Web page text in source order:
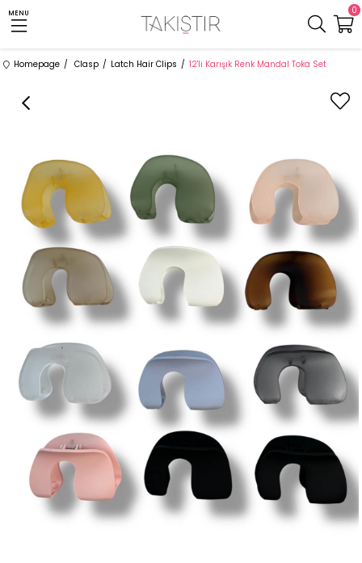
MENU 0
Homepage Clasp Latch Hair Clips 12'li Karışık Renk Mandal Toka Set